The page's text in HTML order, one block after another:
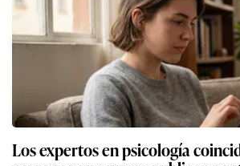
Los expertos en psicología